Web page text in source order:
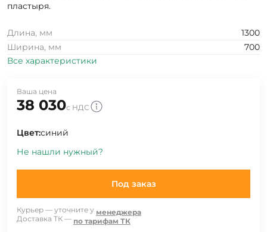
пластыря.
Длина, мм
1300
Ширина, мм
700
Все характеристики
Ваша цена
38 030с НДС
Цвет:синий
Не нашли нужный?
Под заказ
Курьер — уточните у менеджера
Доставка ТК — по тарифам ТК